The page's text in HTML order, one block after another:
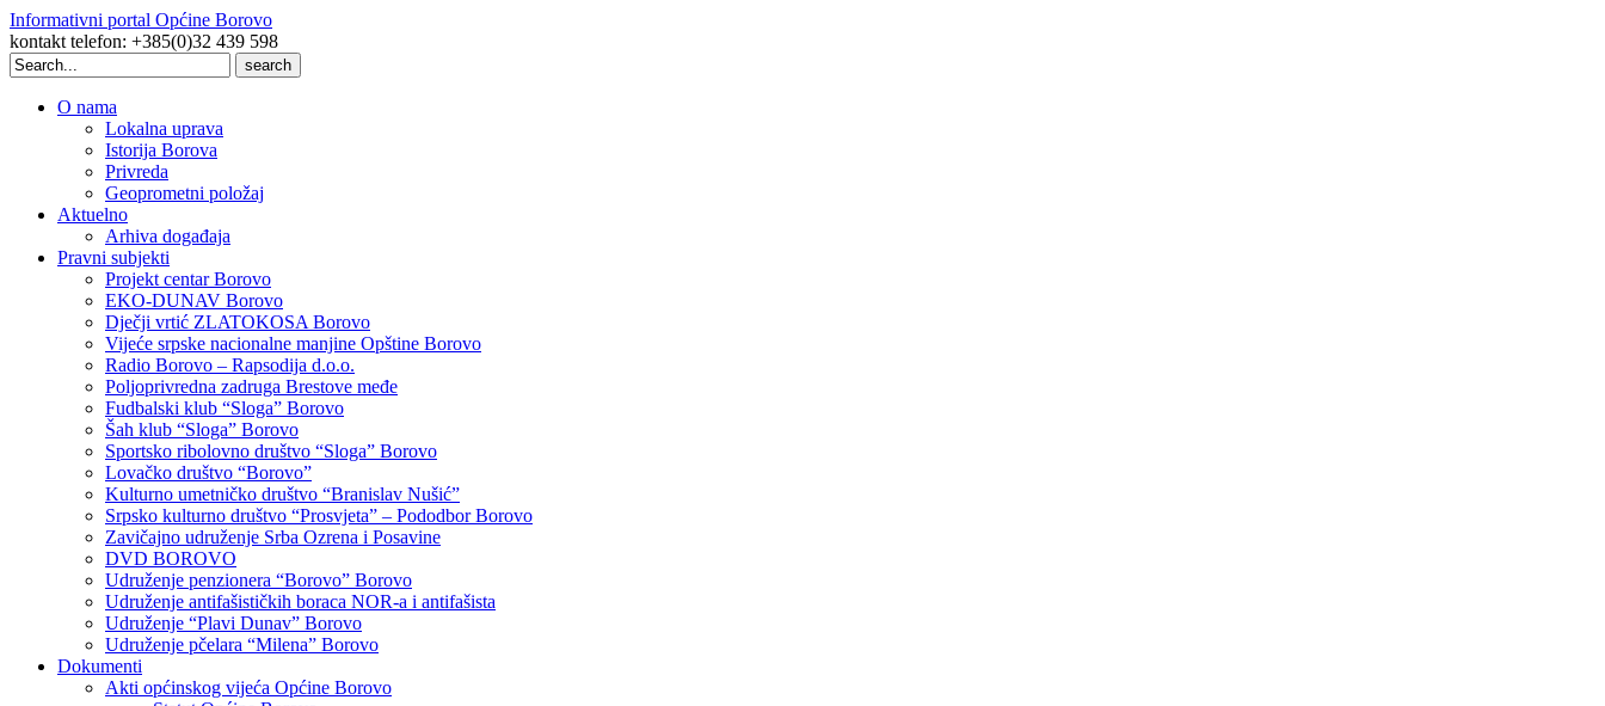
Informativni portal Općine Borovo
kontakt telefon: +385(0)32 439 598
Search
for:
O nama
Lokalna uprava
Istorija Borova
Privreda
Geoprometni položaj
Aktuelno
Arhiva događaja
Pravni subjekti
Projekt centar Borovo
EKO-DUNAV Borovo
Dječji vrtić ZLATOKOSA Borovo
Vijeće srpske nacionalne manjine Opštine Borovo
Radio Borovo – Rapsodija d.o.o.
Poljoprivredna zadruga Brestove međe
Fudbalski klub “Sloga” Borovo
Šah klub “Sloga” Borovo
Sportsko ribolovno društvo “Sloga” Borovo
Lovačko društvo “Borovo”
Kulturno umetničko društvo “Branislav Nušić”
Srpsko kulturno društvo “Prosvjeta” – Pododbor Borovo
Zavičajno udruženje Srba Ozrena i Posavine
DVD BOROVO
Udruženje penzionera “Borovo” Borovo
Udruženje antifašističkih boraca NOR-a i antifašista
Udruženje “Plavi Dunav” Borovo
Udruženje pčelara “Milena” Borovo
Dokumenti
Akti općinskog vijeća Općine Borovo